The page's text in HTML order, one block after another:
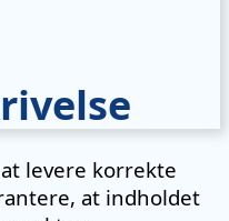
levere korrekte
at indholdet